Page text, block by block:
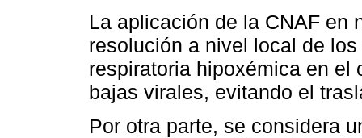
La aplicación de la CNAF en
resolución a nivel local de
respiratoria hipoxémica en el
bajas virales, evitando el
Por otra parte, se considera